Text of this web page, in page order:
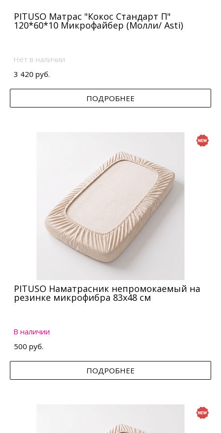
PITUSO Матрас "Кокос Стандарт П"
120*60*10 Микрофайбер (Молли/ Asti)
Нет в наличии
3 420 руб.
ПОДРОБНЕЕ
PITUSO Наматрасник непромокаемый на
резинке микрофибра 83х48 см
В наличии
500 руб.
ПОДРОБНЕЕ